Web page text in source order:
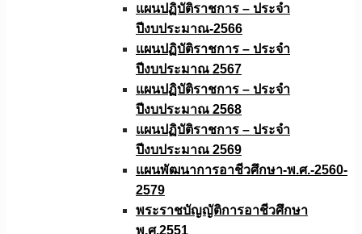
แผนปฏิบัติราชการ – ประจำ
ปีงบประมาณ-2566
แผนปฏิบัติราชการ – ประจำ
ปีงบประมาณ 2567
แผนปฏิบัติราชการ – ประจำ
ปีงบประมาณ 2568
แผนปฏิบัติราชการ – ประจำ
ปีงบประมาณ 2569
แผนพัฒนาการอาชีวศึกษา-พ.ศ.-2560-
2579
พระราชบัญญัติการอาชีวศึกษา
พ.ศ.2551